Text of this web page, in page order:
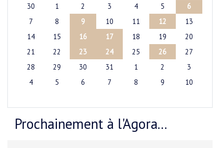
30 1 2 3 4 5
6
7
8 9 10 11 12
13
14
15 16 17 18 19
20
21
22 23 24 25 26
27
28
29 30 31 1 2
3
4
5 6 7 8 9 10
Prochainement à l'Agora...